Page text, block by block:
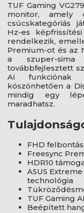
TUF Gaming
monitor,
csúcskategóriás
Hz-es
rendelkezik,
Premium-ot és az
a szuper-
továbbfejlesztett
AI funkciónak
köszönhetően a
mindig egy
maradhatsz.
FHD felbontás
Freesync
HDR10
ASUS
technológia
TUF Gaming
Beépített